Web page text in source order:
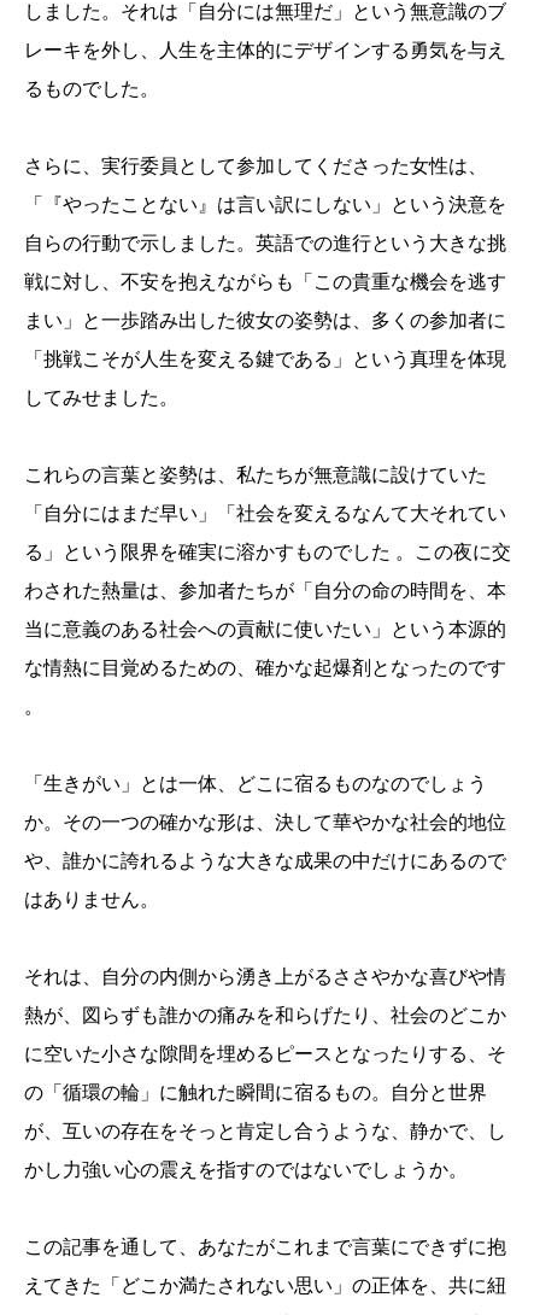
しました。それは「自分には無理だ」という無意識のブ
レーキを外し、人生を主体的にデザインする勇気を与え
るものでした。
さらに、実行委員として参加してくださった女性は、
「『やったことない』は言い訳にしない」という決意を
自らの行動で示しました。英語での進行という大きな挑
戦に対し、不安を抱えながらも「この貴重な機会を逃す
まい」と一歩踏み出した彼女の姿勢は、多くの参加者に
「挑戦こそが人生を変える鍵である」という真理を体現
してみせました。
これらの言葉と姿勢は、私たちが無意識に設けていた
「自分にはまだ早い」「社会を変えるなんて大それてい
る」という限界を確実に溶かすものでした 。この夜に交
わされた熱量は、参加者たちが「自分の命の時間を、本
当に意義のある社会への貢献に使いたい」という本源的
な情熱に目覚めるための、確かな起爆剤となったのです
。
「生きがい」とは一体、どこに宿るものなのでしょう
か。その一つの確かな形は、決して華やかな社会的地位
や、誰かに誇れるような大きな成果の中だけにあるので
はありません。
それは、自分の内側から湧き上がるささやかな喜びや情
熱が、図らずも誰かの痛みを和らげたり、社会のどこか
に空いた小さな隙間を埋めるピースとなったりする、そ
の「循環の輪」に触れた瞬間に宿るもの。自分と世界
が、互いの存在をそっと肯定し合うような、静かで、し
かし力強い心の震えを指すのではないでしょうか。
この記事を通して、あなたがこれまで言葉にできずに抱
えてきた「どこか満たされない思い」の正体を、共に紐